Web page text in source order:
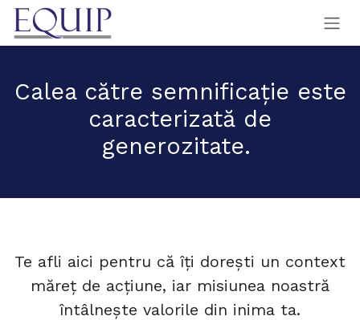
Sari la conținut
Calea către semnificație este
caracterizată de
generozitate.
Te afli aici pentru că îți dorești un context
măreț de acțiune, iar misiunea noastră
întâlnește valorile din inima ta.